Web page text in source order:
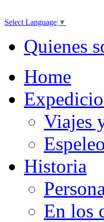
Select Language ▼
Quienes
Home
Viajes
Historia
En los